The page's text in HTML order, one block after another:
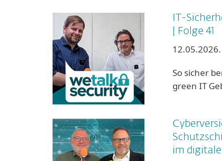
IT-
| Folge 41
12.05.2026.
So sicher
green IT
im